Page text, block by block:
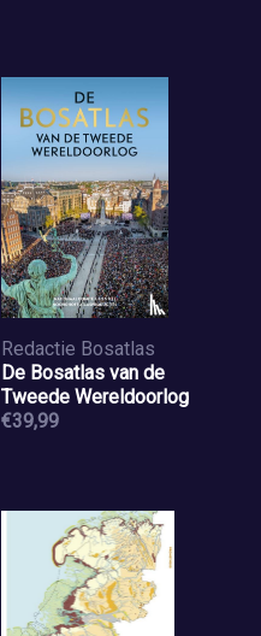
Redactie Bosatlas
De Bosatlas van de
Tweede Wereldoorlog
€39,99